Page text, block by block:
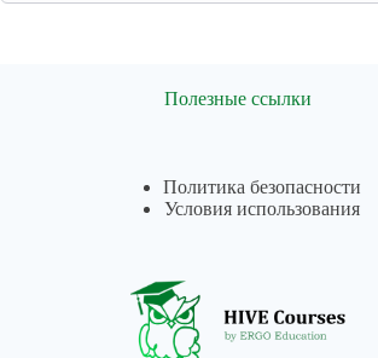
Полезные ссылки
Политика безопасности
Условия использования